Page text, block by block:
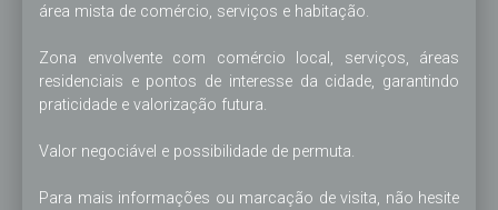
área mista de comércio, serviços e habitação.
Zona envolvente com comércio local, serviços, áreas
residenciais e pontos de interesse da cidade, garantindo
praticidade e valorização futura.
Valor negociável e possibilidade de permuta.
Para mais informações ou marcação de visita, não hesite